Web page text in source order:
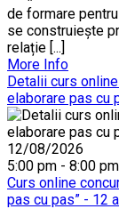
de formare
se construiește
relație [...]
More Info
Detalii curs
elaborare pas cu
12/08/2026
5:00 pm - 8:00 pm
Curs online
pas cu pas” - 12